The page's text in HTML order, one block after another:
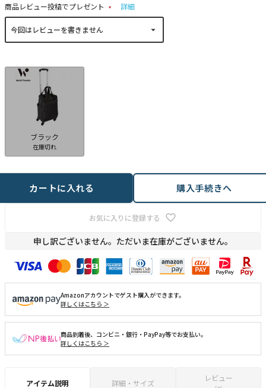
商品レビュー投稿でプレゼント
(
詳細
ブラック
在庫切れ
お気に入りに登録する
カートに入れる 購入手続きへ
申し訳ございません。ただいま在庫がございません。
Amazonアカウントでゲスト購入ができます。
詳しくはこちら ＞
商品到着後、コンビニ・銀行・PayPay等でお支払い。
詳しくはこちら ＞
アイテム説明 詳細・サイズ
レビュー